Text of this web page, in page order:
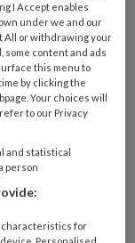
en lees 2
Log dan in
I Accept enables
under we and our
All or withdrawing your
some content and ads
this menu to
by clicking the
Your choices will
to our Privacy
and statistical
person
characteristics for